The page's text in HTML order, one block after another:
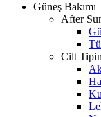
Güneş Bakımı
After
Cilt